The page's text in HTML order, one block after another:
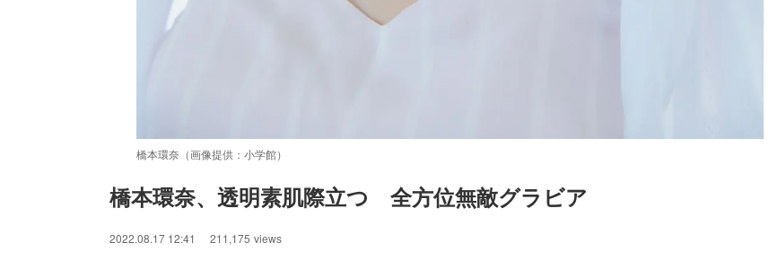
橋本環奈（画像提供：小学館）
橋本環奈、透明素肌際立つ　全方位無敵グラビア
2022.08.17 12:41 211,175 views